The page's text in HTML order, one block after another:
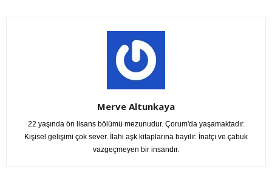
Merve Altunkaya
22 yaşında ön lisans bölümü mezunudur. Çorum'da yaşamaktadır.
Kişisel gelişimi çok sever. İlahi aşk kitaplarına bayılır. İnatçı ve çabuk
vazgeçmeyen bir insandır.